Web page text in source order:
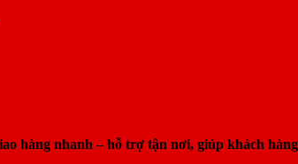
hàng nhanh – hỗ trợ tận nơi, giúp khách